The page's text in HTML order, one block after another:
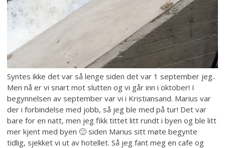
Syntes ikke det var så lenge siden det var 1 september jeg..
Men nå er vi snart mot slutten og vi går inn i oktober! I
begynnelsen av september var vi i Kristiansand. Marius var
der i forbindelse med jobb, så jeg ble med på tur! Det var
bare for en natt, men jeg fikk tittet litt rundt i byen og ble litt
mer kjent med byen 🙂 siden Marius sitt møte begynte
tidlig, sjekket vi ut av hotellet. Så jeg fant meg en cafe og